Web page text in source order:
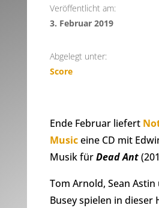
Veröffentlicht am:
3. Februar 2019
Abgelegt unter:
Score
Ende Februar liefert
Musiceine CD mit
Musik fürDead Ant
Tom Arnold, Sean Astin
Busey spielen in dieser